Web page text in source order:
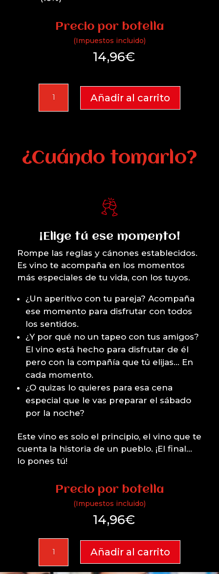
Precio por botella
(Impuestos incluido)
14,96€
2024
cantidad
Añadir al carrito
¿Cuándo tomarlo?
¡Elige tú ese momento!
Rompe las reglas y cánones establecidos.
Es vino te acompaña en los momentos
más especiales de tu vida, con los tuyos.
¿Un aperitivo con tu pareja? Acompaña
ese momento para disfrutar con todos
los sentidos.
¿Y por qué no un tapeo con tus amigos?
El vino está hecho para disfrutar de él
pero con la compañía que tú elijas… En
cada momento.
¿O quizas lo quieres para esa cena
especial que le vas preparar el sábado
por la noche?
Este vino es solo el principio, el vino que te
cuenta la historia de un pueblo. ¡El final…
lo pones tú!
Precio por botella
(Impuestos incluido)
14,96€
2024
cantidad
Añadir al carrito